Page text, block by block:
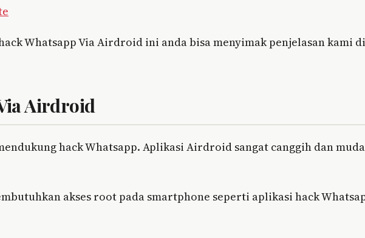
Whatsapp Via Airdroid ini anda bisa menyimak penjelasan kami di
Airdroid
hack Whatsapp. Aplikasi Airdroid sangat canggih dan
akses root pada smartphone seperti aplikasi hack